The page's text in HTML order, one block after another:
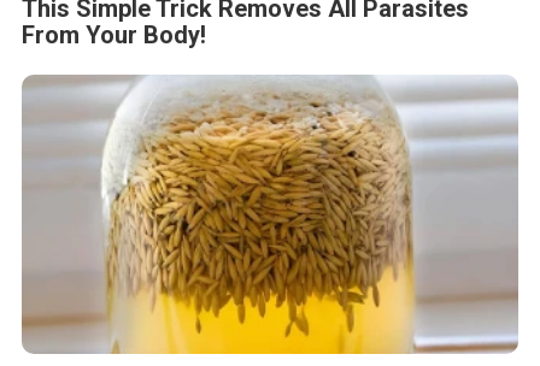
This Simple Trick Removes All Parasites
From Your Body!